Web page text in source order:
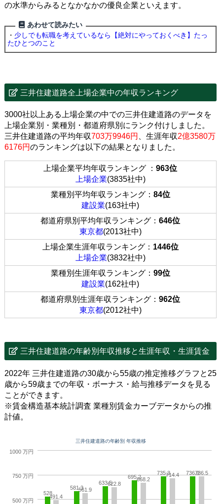
の水準からみるとなかなかの優良企業といえます。
あわせて読みたい
・ 少しでも転職を考えているなら【絶対にやっておくべき】たっ
たひとつのこと
三井住建道路全上場企業中の年収ランキング
3000社以上ある上場企業の中での三井住建道路のデータを
上場企業別・業種別・都道府県別にランク付けしました。
三井住建道路の平均年収703万9946円 、生涯年収2億3580万
6176円のランキングは以下の結果となりました。
上場企業平均年収ランキング ：963位
上場企業(3835社中)
業種別平均年収ランキング： 84位
建設業(163社中)
都道府県別平均年収ランキング：646位
東京都(2013社中)
上場企業生涯年収ランキング： 1446位
上場企業(3832社中)
業種別生涯年収ランキング： 99位
建設業(162社中)
都道府県別生涯年収ランキング：962位
東京都(2012社中)
三井住建道路の年齢別年収推移と生涯年収・生涯賃金
2022年 三井住建道路の30歳から55歳の推定推移グラフと25
歳から59歳までの年収・ボーナス・給与推移データを見る
ことができます。
※賃金構造基本統計調査 業種別賃金カーブデータからの推
計値。
三井住建道路の年齢別 年収推移
528
581.3
633.5
695.2
735.3 736.9
491.4
561.9
622.8
668.2
714.4 736.5
500 万円
750 万円
1000 万円